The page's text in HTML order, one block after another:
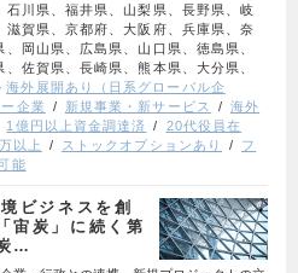
川県、福井県、山梨県、長野県、岐
賀県、京都府、大阪府、兵庫県、奈
岡山県、広島県、山口県、徳島県、
佐賀県、長崎県、熊本県、大分県、
海外展開あり（日系グローバル企
企業 新規事業・新サービス
海外
1億円以上資金調達済
20代役員在
以上 ストックオプションあり
フ
能
ビジネスを創
宙炭」に続く第
…